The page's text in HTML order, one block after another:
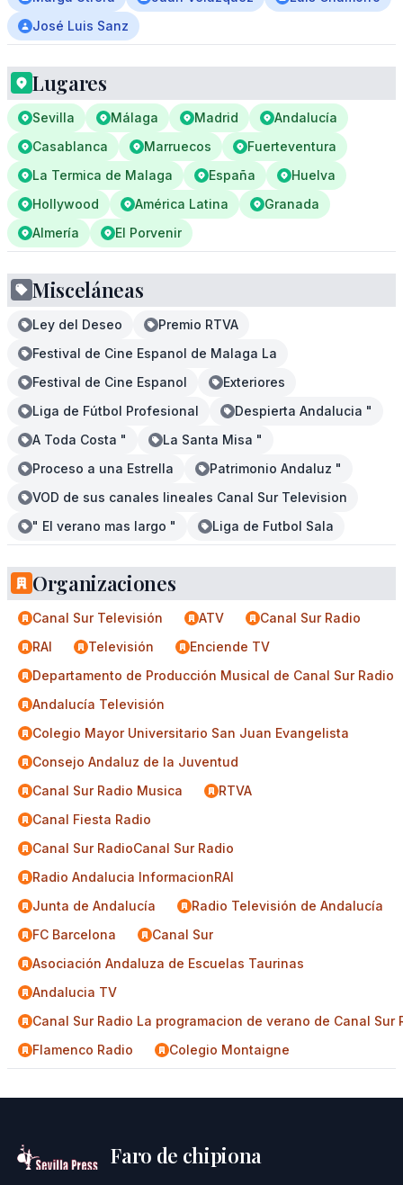
José Luis Sanz
Lugares
Sevilla Málaga Madrid
Andalucía
Casablanca
Marruecos
Fuerteventura
La Termica de Malaga
España
Huelva
Hollywood
América Latina
Granada
Almería
El Porvenir
Misceláneas
Ley del Deseo
Premio RTVA
Festival de Cine Espanol de Malaga La
Festival de Cine Espanol
Exteriores
Liga de Fútbol Profesional
Despierta Andalucia "
A Toda Costa "
La Santa Misa "
Proceso a una Estrella
Patrimonio Andaluz "
VOD de sus canales lineales Canal Sur Television
" El verano mas largo "
Liga de Futbol Sala
Organizaciones
Canal Sur Televisión ATV
Canal Sur Radio
RAI
Televisión
Enciende TV
Departamento de Producción Musical de Canal Sur Radio
Andalucía Televisión
Colegio Mayor Universitario San Juan Evangelista
Consejo Andaluz de la Juventud
Canal Sur Radio Musica
RTVA
Canal Fiesta Radio
Canal Sur RadioCanal Sur Radio
Radio Andalucia InformacionRAI
Junta de Andalucía
Radio Televisión de Andalucía
FC Barcelona
Canal Sur
Asociación Andaluza de Escuelas Taurinas
Andalucia TV
Canal Sur Radio La programacion de verano de Canal Sur
Flamenco Radio
Colegio Montaigne
Faro de chipiona